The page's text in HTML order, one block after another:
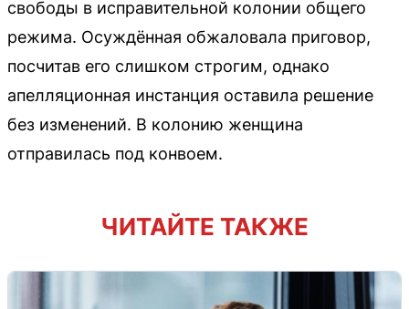
свободы в исправительной колонии общего
режима. Осуждённая обжаловала приговор,
посчитав его слишком строгим, однако
апелляционная инстанция оставила решение
без изменений. В колонию женщина
отправилась под конвоем.
ЧИТАЙТЕ ТАКЖЕ